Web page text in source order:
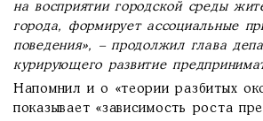
на восприятии городской среды
города, формирует ассоциальные
поведения», – продолжил глава
курирующего развитие
Напомнил и о «теории разбитых
показывает «зависимость роста